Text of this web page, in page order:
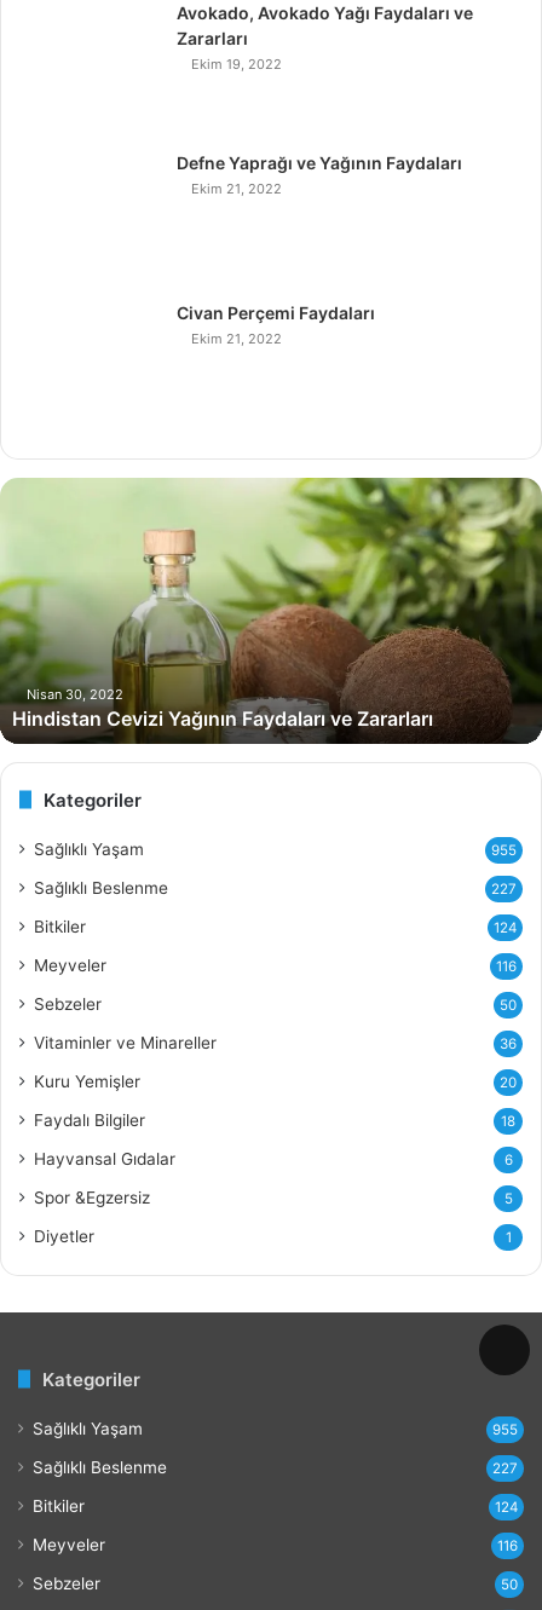
Avokado, Avokado Yağı Faydaları ve
Zararları
Ekim 19, 2022
Defne Yaprağı ve Yağının Faydaları
Ekim 21, 2022
Civan Perçemi Faydaları
Ekim 21, 2022
H
i
s
t
a
e
Nisan 30, 2022
Hindistan Cevizi Yağının Faydaları ve Zararları
Kategoriler
Sağlıklı Yaşam 955
Sağlıklı Beslenme 227
Bitkiler 124
Meyveler 116
Sebzeler 50
Vitaminler ve Minareller 36
Kuru Yemişler 20
Faydalı Bilgiler 18
Hayvansal Gıdalar 6
Spor &Egzersiz 5
Diyetler 1
Kategoriler
Sağlıklı Yaşam 955
Sağlıklı Beslenme 227
Bitkiler 124
Meyveler 116
Sebzeler 50